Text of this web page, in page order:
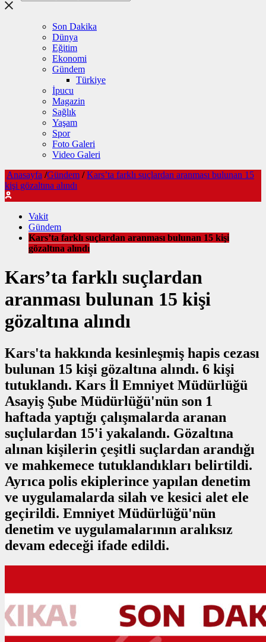
Son Dakika
Dünya
Eğitim
Ekonomi
Gündem
Türkiye
İpucu
Magazin
Sağlık
Yaşam
Spor
Foto Galeri
Video Galeri
Anasayfa /Gündem / Kars’ta farklı suçlardan aranması bulunan 15
kişi gözaltına alındı
Vakit
Gündem
Kars’ta farklı suçlardan aranması bulunan 15 kişi
gözaltına alındı
Kars’ta farklı suçlardan
aranması bulunan 15 kişi
gözaltına alındı
Kars'ta hakkında kesinleşmiş hapis cezası
bulunan 15 kişi gözaltına alındı. 6 kişi
tutuklandı. Kars İl Emniyet Müdürlüğü
Asayiş Şube Müdürlüğü'nün son 1
haftada yaptığı çalışmalarda aranan
suçlulardan 15'i yakalandı. Gözaltına
alınan kişilerin çeşitli suçlardan arandığı
ve mahkemece tutuklandıkları belirtildi.
Ayrıca polis ekiplerince yapılan denetim
ve uygulamalarda silah ve kesici alet ele
geçirildi. Emniyet Müdürlüğü'nün
denetim ve uygulamalarının aralıksız
devam edeceği ifade edildi.